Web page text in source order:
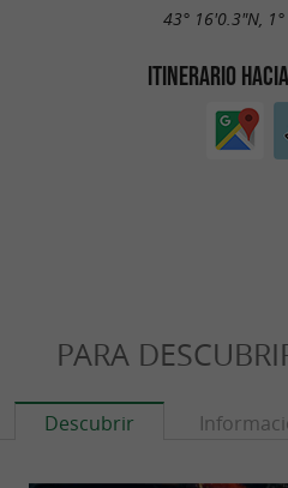
43° 16'0.3"N,
ITINERARIO
PARA
Descubrir